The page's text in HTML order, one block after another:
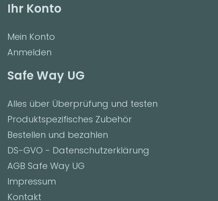
Safe Way UG
Alles über Überprüfung und testen
Produktspezifisches Zubehör
Bestellen und bezahlen
DS-GVO - Datenschutzerklärung
AGB Safe Way UG
Impressum
Kontakt
Ihr Konto
Mein Konto
Anmelden